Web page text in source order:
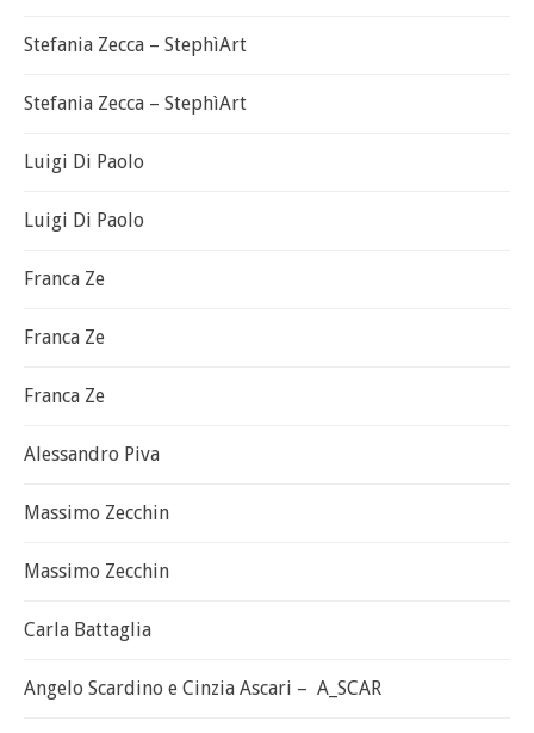
Stefania Zecca – StephìArt
Stefania Zecca – StephìArt
Luigi Di Paolo
Luigi Di Paolo
Franca Ze
Franca Ze
Franca Ze
Alessandro Piva
Massimo Zecchin
Massimo Zecchin
Carla Battaglia
Angelo Scardino e Cinzia Ascari – A_SCAR